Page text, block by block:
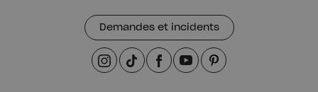
Demandes et incidents